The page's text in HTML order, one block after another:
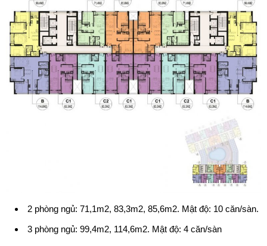
2 phòng ngủ: 71,1m2, 83,3m2, 85,6m2. Mật độ: 10 căn/sàn.
3 phòng ngủ: 99,4m2, 114,6m2. Mật độ: 4 căn/sàn